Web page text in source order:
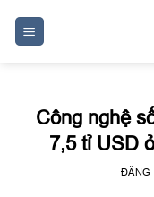
Công nghệ
7,5 tỉ USD
ĐĂNG